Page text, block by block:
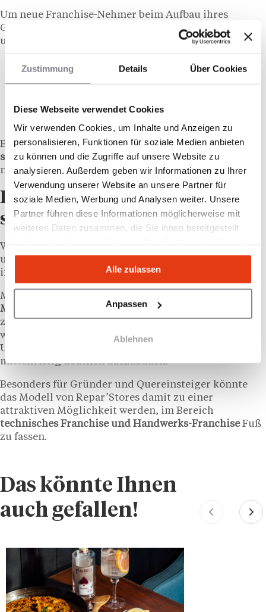
Zustimmung Details Über Cookies
Diese Webseite verwendet Cookies
Wir verwenden Cookies, um Inhalte und Anzeigen zu
personalisieren, Funktionen für soziale Medien anbieten
zu können und die Zugriffe auf unsere Website zu
analysieren. Außerdem geben wir Informationen zu Ihrer
Verwendung unserer Website an unsere Partner für
soziale Medien, Werbung und Analysen weiter. Unsere
Partner führen diese Informationen möglicherweise mit
weiteren Daten zusammen, die Sie ihnen bereitgestellt
gesammelt haben.
Alle zulassen
Anpassen
Ablehnen
Um neue Franchise-Nehmer beim Aufbau ihres
Geschäfts zu begleiten, stellt Repar’Stores
umfangreiche Unterstützung bereit:
branchenspezifische Softwarelösungen,
zentrale Einkaufsstrukturen,
Besonders hervor hebt das Unternehmen seine
schnelle Ersatzteillogistiksowie die vergleichsweise
niedrigeFranchise-Gebühr von 4 Prozent.
Deutschland bleibt
strategischer Schlüsselmarkt
Während Repar’Stores bereits in Belgien, Luxemburg
und Spanien aktiv ist, spielt Deutschland für die
internationale Expansion eine zentrale Rolle.
Mit dem wachsenden Markt für
Modernisierungsdienstleistungen
zunehmenden Fokus auf Nachhaltigkeit sowie einem
weiterhin fragmentierten Handwerkssektor sieht das
Unternehmen gute Chancen, das Netzwerk
mittelfristig deutlich auszubauen.
Besonders für Gründer und Quereinsteiger könnte
das Modell von Repar’Stores damit zu einer
attraktiven Möglichkeit werden, im Bereich
technisches Franchise und Handwerks-FranchiseFuß
zu fassen.
Das könnte Ihnen
auch gefallen!